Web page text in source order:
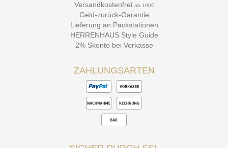
Versandkostenfrei ab 100€
Geld-zurück-Garantie
Lieferung an Packstationen
HERRENHAUS Style Guide
2% Skonto bei Vorkasse
ZAHLUNGSARTEN